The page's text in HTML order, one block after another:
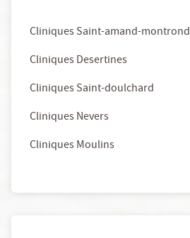
Cliniques Saint-amand-montrond
Cliniques Desertines
Cliniques Saint-doulchard
Cliniques Nevers
Cliniques Moulins